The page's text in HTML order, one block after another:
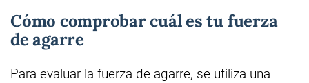
Cómo comprobar cuál es tu fuerza
de agarre
Para evaluar la fuerza de agarre, se utiliza una